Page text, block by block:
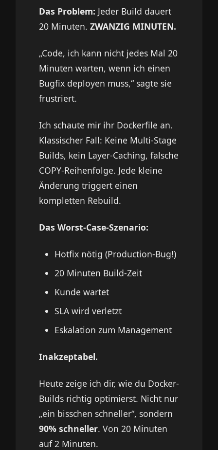
Das Problem: Jeder Build dauert
20 Minuten. ZWANZIG MINUTEN.
„Code, ich kann nicht jedes Mal 20
Minuten warten, wenn ich einen
Bugfix deployen muss,“ sagte sie
frustriert.
Ich schaute mir ihr Dockerfile an.
Klassischer Fall: Keine Multi-Stage
Builds, kein Layer-Caching, falsche
COPY-Reihenfolge. Jede kleine
Änderung triggert einen
kompletten Rebuild.
Das Worst-Case-Szenario:
Hotfix nötig (Production-Bug!)
20 Minuten Build-Zeit
Kunde wartet
SLA wird verletzt
Eskalation zum Management
Inakzeptabel.
Heute zeige ich dir, wie du Docker-
Builds richtig optimierst. Nicht nur
„ein bisschen schneller“, sondern
90% schneller. Von 20 Minuten
auf 2 Minuten.